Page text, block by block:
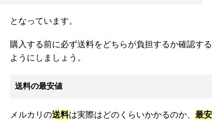
となっています。
購入する前に必ず送料をどちらが負担するか確認する
ようにしましょう。
送料の最安値
メルカリの送料は実際はどのくらいかかるのか、 最安